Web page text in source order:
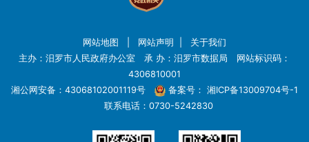
网站地图 网站声明
关于我们
主办：汨罗市人民政府办公室 承 办：汨罗市数据局 网站标识码：
4306810001
湘公网安备：43068102001119号
备案号： 湘ICP备13009704号-1
联系电话：0730-5242830